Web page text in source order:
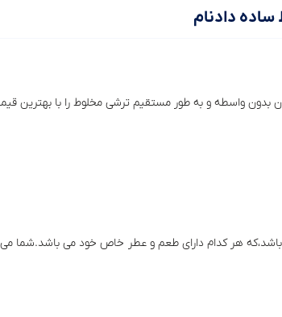
دادنام
بدون واسطه و به طور مستقیم ترشی مخلوط را با بهترین
باشد،که هر کدام دارای طعم و عطر خاص خود می باشد.شما